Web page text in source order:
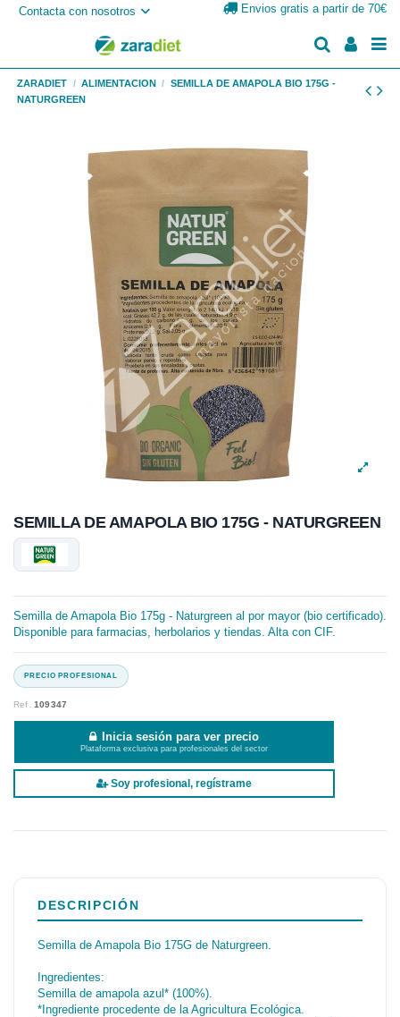
Contacta con nosotros Envios gratis a partir de 70€
ZARADIET ALIMENTACION
SEMILLA DE AMAPOLA BIO 175G -
NATURGREEN
SEMILLA DE AMAPOLA BIO 175G - NATURGREEN
Semilla de Amapola Bio 175g - Naturgreen al por mayor (bio certificado).
Disponible para farmacias, herbolarios y tiendas. Alta con CIF.
Ref.109347
Inicia sesión para ver precio
Plataforma exclusiva para profesionales del sector
Soy profesional, regístrame
DESCRIPCIÓN
Semilla de Amapola Bio 175G de Naturgreen.
Ingredientes:
Semilla de amapola azul* (100%).
*Ingrediente procedente de la Agricultura Ecológica.